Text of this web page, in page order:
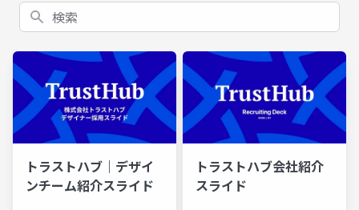
検索
トラストハブ｜デザイ
ンチーム紹介スライド
トラストハブ会社紹介
スライド